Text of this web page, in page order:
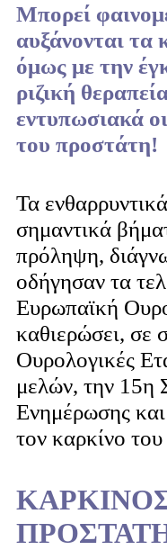
Μπορεί
αυξάνονται τα
όμως με την
ριζική
εντυπωσιακά
του προστάτη!
Τα
σημαντικά
πρόληψη,
οδήγησαν τα
Ευρωπαϊκή
καθιερώσει, σε
Ουρολογικές
μελών, την 15η
Ενημέρωσης
τον καρκίνο